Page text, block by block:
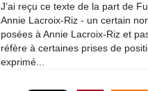
J’ai reçu ce texte de la part de
Annie Lacroix-Riz - un certain
posées à Annie Lacroix-Riz et
réfère à certaines prises de
exprimé...